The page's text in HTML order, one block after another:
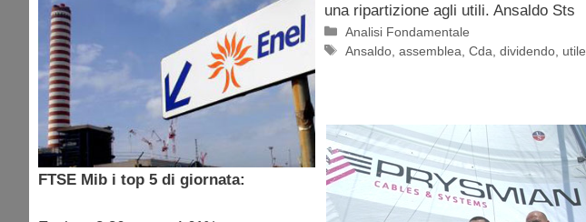
FTSE Mib i top 5 di giornata:
una ripartizione agli utili. Ansaldo Sts
Categorie
Analisi Fondamentale
Tag
Ansaldo ,assemblea ,Cda ,dividendo utile